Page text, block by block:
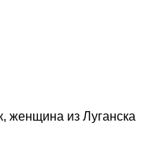
женщина из Луганска